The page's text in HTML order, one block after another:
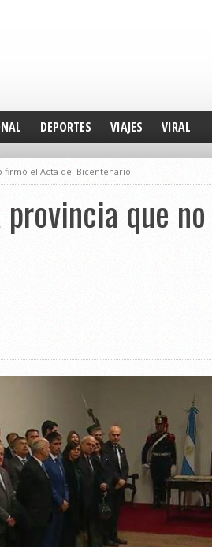
DEPORTES VIAJES VIRAL
firmó el Acta del Bicentenario
provincia que